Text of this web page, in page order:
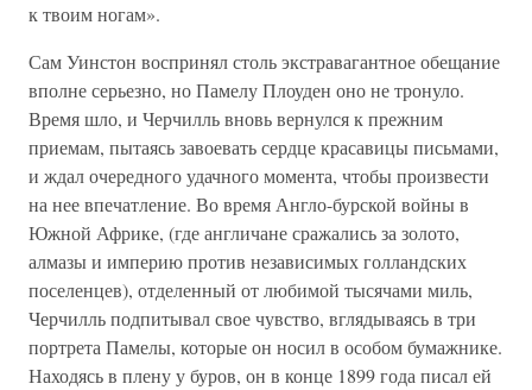
к твоим ногам».
Сам Уинстон воспринял столь экстравагантное обещание
вполне серьезно, но Памелу Плоуден оно не тронуло.
Время шло, и Черчилль вновь вернулся к прежним
приемам, пытаясь завоевать сердце красавицы письмами,
и ждал очередного удачного момента, чтобы произвести
на нее впечатление. Во время Англо-бурской войны в
Южной Африке, (где англичане сражались за золото,
алмазы и империю против независимых голландских
поселенцев), отделенный от любимой тысячами миль,
Черчилль подпитывал свое чувство, вглядываясь в три
портрета Памелы, которые он носил в особом бумажнике.
Находясь в плену у буров, он в конце 1899 года писал ей